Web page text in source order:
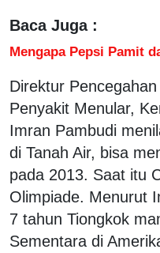
Baca Juga :
Mengapa Pepsi Pamit
Direktur
Penyakit Menular,
Imran Pambudi
di Tanah Air, bisa
pada 2013. Saat itu
Olimpiade. Menurut
7 tahun Tiongkok
Sementara di